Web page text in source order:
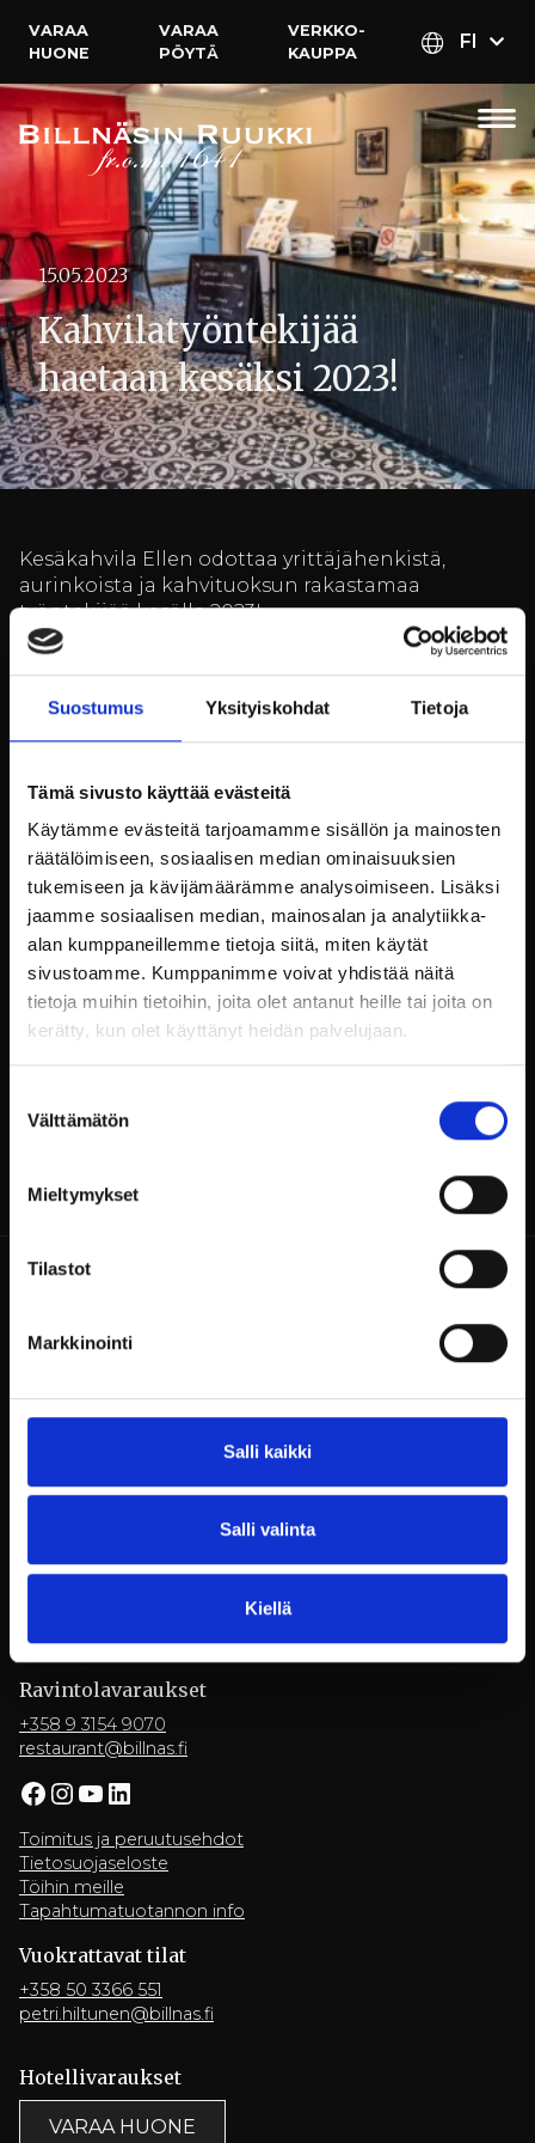
Suostumus Yksityiskohdat Tietoja
Tämä sivusto käyttää evästeitä
Käytämme evästeitä tarjoamamme sisällön ja mainosten
räätälöimiseen, sosiaalisen median ominaisuuksien
tukemiseen ja kävijämäärämme analysoimiseen. Lisäksi
jaamme sosiaalisen median, mainosalan ja analytiikka-
alan kumppaneillemme tietoja siitä, miten käytät
sivustoamme. Kumppanimme voivat yhdistää näitä
tietoja muihin tietoihin, joita olet antanut heille tai joita on
kerätty, kun olet käyttänyt heidän palvelujaan.
valinta
Välttämätön
Mieltymykset
Tilastot
Markkinointi
Salli kaikki
Salli valinta
Kiellä
VARAA
HUONE
VARAA
PÖYTÄ
VERKKO­
KAUPPA
FI
15.05.2023
Kahvilatyöntekijää
haetaan kesäksi 2023!
Kesäkahvila Ellen odottaa yrittäjähenkistä,
aurinkoista ja kahvituoksun rakastamaa
työntekijää kesälle 2023!
Kakkukahvila Ellen Svinhufvud avattiin viime
vuonna ja kaipaamme täksi kesäksi iloista,
ideoivaa sekä yrittäjähenkistä työntekijää
pitämään kahvilasta huolen. Tule kanssamme
entisäkin paremmaksi, kahvikuppi ha
Kahvila avaa 3.6.2023 ja sulkee ovensa
kesäsesongin jälkeen.
Kiinnostuitko? Ota yhteyttä niin keskustellaan
lisää!
Sofia Berghäll
Billnäsin ruukki
myyntipalvelu@billnas.fi
Ravintola­varaukset
+358 9 3154 9070
restaurant@billnas.fi
Facebook InstagramYouTube LinkedIn
Toimitus ja peruutusehdot
Tietosuojaseloste
Töihin meille
Tapahtumatuotannon info
Vuokrattavat tilat
+358 50 3366 551
petri.hiltunen@billnas.fi
Hotelli­varaukset
VARAA HUONE